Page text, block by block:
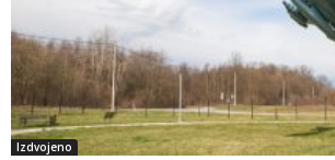
Izdvojeno